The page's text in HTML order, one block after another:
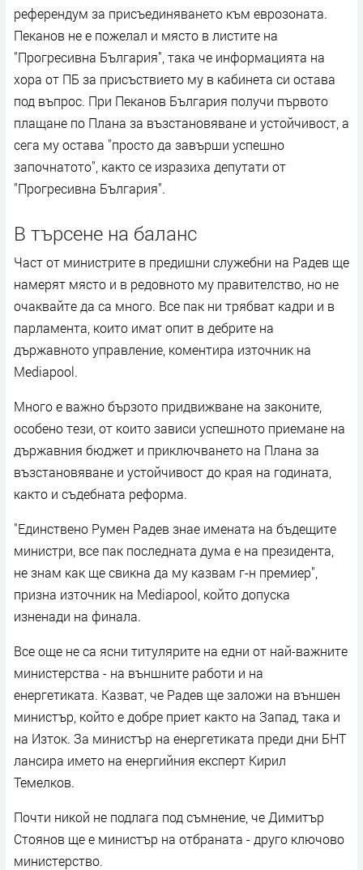
референдум за присъединяването към еврозоната.
Пеканов не е пожелал и място в листите на
"Прогресивна България", така че информацията на
хора от ПБ за присъствието му в кабинета си остава
под въпрос. При Пеканов България получи първото
плащане по Плана за възстановяване и устойчивост, а
сега му остава "просто да завърши успешно
започнатото", както се изразиха депутати от
"Прогресивна България".
В търсене на баланс
Част от министрите в предишни служебни на Радев ще
намерят място и в редовното му правителство, но не
очаквайте да са много. Все пак ни трябват кадри и в
парламента, които имат опит в дебрите на
държавното управление, коментира източник на
Mediapool.
Много е важно бързото придвижване на законите,
особено тези, от които зависи успешното приемане на
държавния бюджет и приключването на Плана за
възстановяване и устойчивост до края на годината,
както и съдебната реформа.
"Единствено Румен Радев знае имената на бъдещите
министри, все пак последната дума е на президента,
не знам как ще свикна да му казвам г-н премиер",
призна източник на Mediapool, който допуска
изненади на финала.
Все още не са ясни титулярите на едни от най-важните
министерства - на външните работи и на
енергетиката. Казват, че Радев ще заложи на външен
министър, който е добре приет както на Запад, така и
на Изток. За министър на енергетиката преди дни БНТ
лансира името на енергийния експерт Кирил
Темелков.
Почти никой не подлага под съмнение, че Димитър
Стоянов ще е министър на отбраната - друго ключово
министерство.